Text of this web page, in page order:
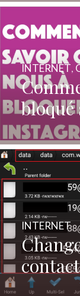
INTERNET,
INTERNET